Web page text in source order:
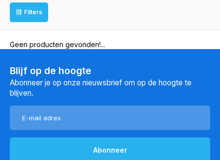
Filters
Geen producten gevonden!...
Blijf op de hoogte
Abonneer je op onze nieuwsbrief om op de hoogte te
blijven.
Abonneer